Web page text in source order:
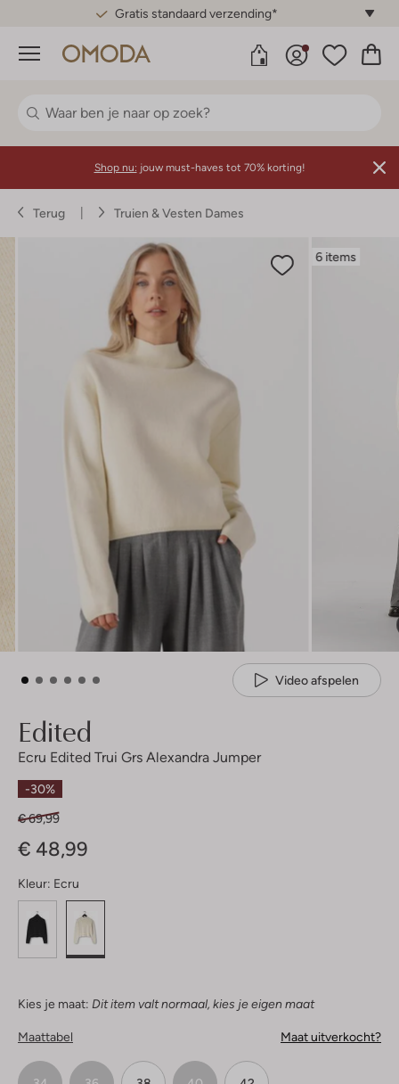
Gratis standaard verzending*
Menu
Shop nu: jouw must-haves tot 70% korting!
Terug Truien & Vesten Dames
6 items
Video afspelen
Edited
Ecru Edited Trui Grs Alexandra Jumper
-30%
€ 69,99
€ 48,99
Kleur: Ecru
Kies je maat: Dit item valt normaal, kies je eigen maat
Maattabel Maat uitverkocht?